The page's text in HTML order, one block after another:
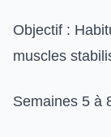
Objectif :
muscles
Semaines 5 à